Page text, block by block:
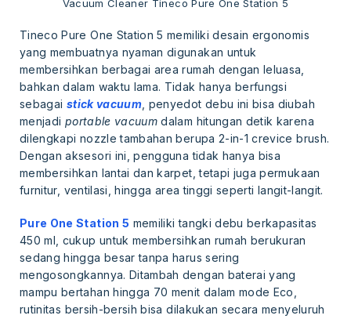
Vacuum Cleaner Tineco Pure One Station 5
Tineco Pure One Station 5 memiliki desain ergonomis
yang membuatnya nyaman digunakan untuk
membersihkan berbagai area rumah dengan leluasa,
bahkan dalam waktu lama. Tidak hanya berfungsi
sebagai stick vacuum, penyedot debu ini bisa diubah
menjadi portable vacuum dalam hitungan detik karena
dilengkapi nozzle tambahan berupa 2-in-1 crevice brush.
Dengan aksesori ini, pengguna tidak hanya bisa
membersihkan lantai dan karpet, tetapi juga permukaan
furnitur, ventilasi, hingga area tinggi seperti langit-langit.
Pure One Station 5 memiliki tangki debu berkapasitas
450 ml, cukup untuk membersihkan rumah berukuran
sedang hingga besar tanpa harus sering
mengosongkannya. Ditambah dengan baterai yang
mampu bertahan hingga 70 menit dalam mode Eco,
rutinitas bersih-bersih bisa dilakukan secara menyeluruh